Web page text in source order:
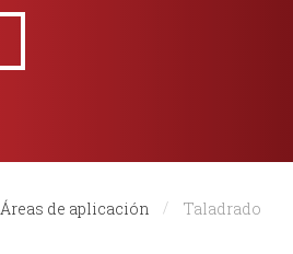
Áreas de aplicación Taladrado